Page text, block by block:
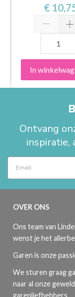
€
In
Ontvang
inspiratie,
OVER ONS
Ons team van
wenst je het
Garen is onze
We sturen graag
naar al onze
garenliefhebbers.